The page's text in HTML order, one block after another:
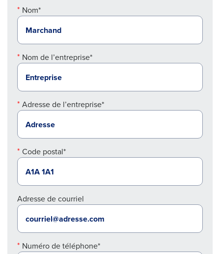
Nom*
Nom de l’entreprise*
Adresse de l’entreprise*
Code postal*
Adresse de courriel
Numéro de téléphone*